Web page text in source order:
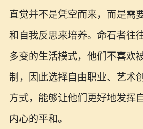
直觉并不是凭空而来，而是需
和自我反思来培养。命石者往
多变的生活模式，他们不喜欢
制，因此选择自由职业、艺术
方式，能够让他们更好地发挥
内心的平和。